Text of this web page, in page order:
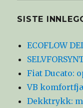
SISTE
ECOFLOW
Fiat Ducato:
VB
Dekktrykk: